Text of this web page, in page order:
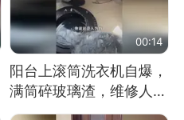
00:14
阳台上滚筒洗衣机自爆，
满筒碎玻璃渣，维修人员
称是人为原因，从未见过